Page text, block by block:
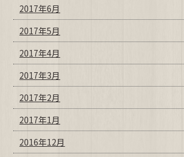
2017年6月
2017年5月
2017年4月
2017年3月
2017年2月
2017年1月
2016年12月